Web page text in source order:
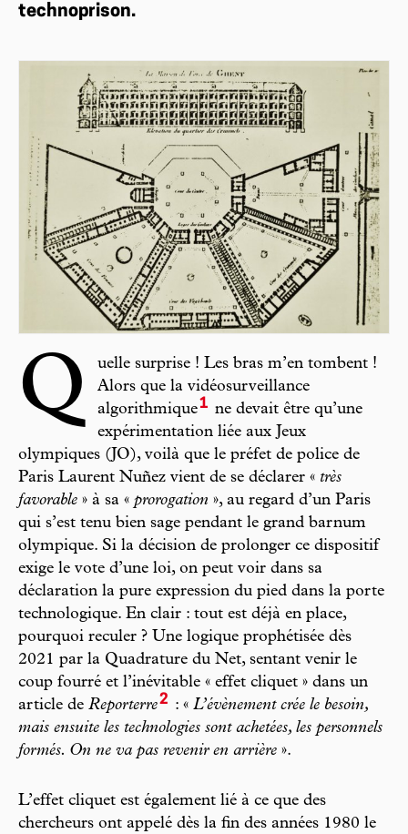
technoprison.
Q
uelle surprise ! Les bras m’en tombent !
Alors que la vidéosurveillance
algorithmique1 ne devait être qu’une
expérimentation liée aux Jeux
olympiques (JO), voilà que le préfet de police de
Paris Laurent Nuñez vient de se déclarer « très
favorable » à sa « prorogation », au regard d’un Paris
qui s’est tenu bien sage pendant le grand barnum
olympique. Si la décision de prolonger ce dispositif
exige le vote d’une loi, on peut voir dans sa
déclaration la pure expression du pied dans la porte
technologique. En clair : tout est déjà en place,
pourquoi reculer ? Une logique prophétisée dès
2021 par la Quadrature du Net, sentant venir le
coup fourré et l’inévitable « effet cliquet » dans un
article de Reporterre2 : « L’évènement crée le besoin,
mais ensuite les technologies sont achetées, les personnels
formés. On ne va pas revenir en arrière ».
L’effet cliquet est également lié à ce que des
chercheurs ont appelé dès la fin des années 1980 le